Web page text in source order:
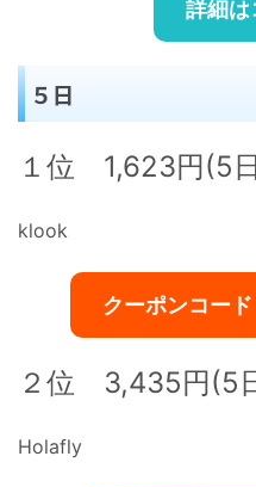
詳細は
５日
１位 1,623円(5
klook
クーポンコー
２位 3,435円(5
Holafly